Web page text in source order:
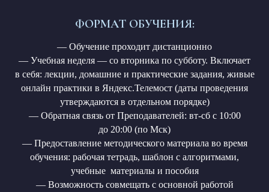
ФОРМАТ ОБУЧЕНИЯ:
— Обучение проходит дистанционно
— Учебная неделя — со вторника по субботу. Включает
в себя: лекции, домашние и практические задания, живые
онлайн практики в Яндекс.Телемост (даты проведения
утверждаются в отдельном порядке)
— Обратная связь от Преподавателей: вт-сб с 10:00
до 20:00 (по Мск)
— Предоставление методического материала во время
обучения: рабочая тетрадь, шаблон с алгоритмами,
учебные материалы и пособия
— Возможность совмещать с основной работой